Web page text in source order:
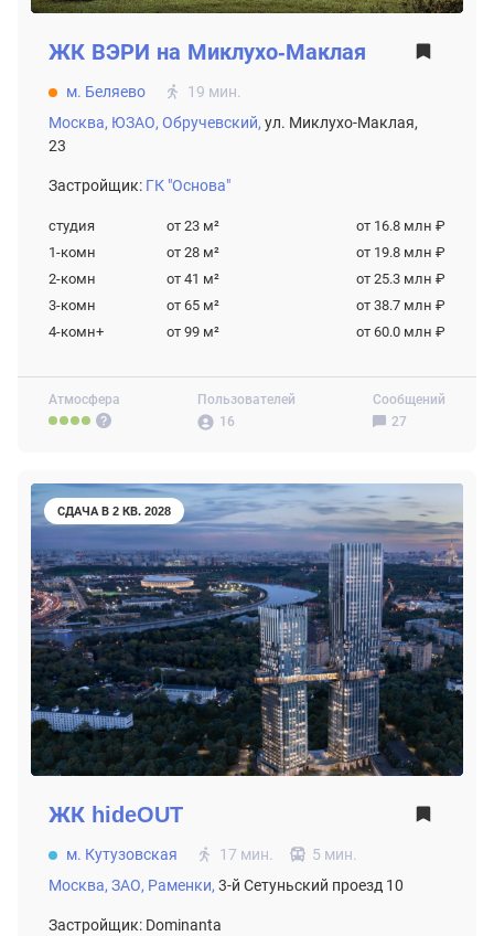
Атмосфера
Пользователей
16
Сообщений
27
ЖК ВЭРИ на Миклухо-Маклая
м. Беляево
19 мин.
Москва, ЮЗАО, Обручевский, ул. Миклухо-Маклая,
23
Застройщик: ГК "Основа"
студия от 23 м²
от 16.8 млн ₽
1-комн
от 28 м²
от 19.8 млн ₽
2-комн
от 41 м²
от 25.3 млн ₽
3-комн
от 65 м²
от 38.7 млн ₽
4-комн+
от 99 м² от 60.0 млн ₽
СДАЧА В 2 КВ. 2028
ЖК hideOUT
м. Кутузовская 17 мин.
5 мин.
Москва, ЗАО, Раменки, 3-й Сетуньский проезд 10
Застройщик: Dominanta